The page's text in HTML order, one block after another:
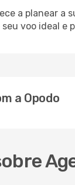
a planear
voo ideal e
a Opodo